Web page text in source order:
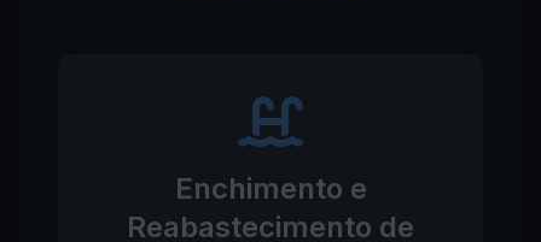
Enchimento e
Reabastecimento de